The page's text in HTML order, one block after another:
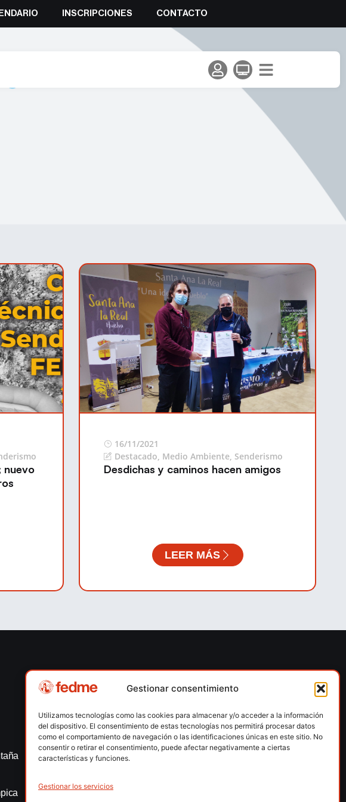
Gestionar consentimiento
Utilizamos tecnologías como las cookies para almacenar y/o acceder a la información
del dispositivo. El consentimiento de estas tecnologías nos permitirá procesar datos
como el comportamiento de navegación o las identificaciones únicas en este sitio. No
consentir o retirar el consentimiento, puede afectar negativamente a ciertas
características y funciones.
Gestionar los servicios
INSCRIPCIONES CONTACTO
nuevo
16/11/2021
Destacado, Medio Ambiente, Senderismo
Desdichas y caminos hacen amigos
LEER MÁS
Competiciones
Escalada en hielo
Esquí de montaña
Marcha Nórdica
Snowrunning / Skysnow
Barcelona
fedme@fedme.es
934 264 267